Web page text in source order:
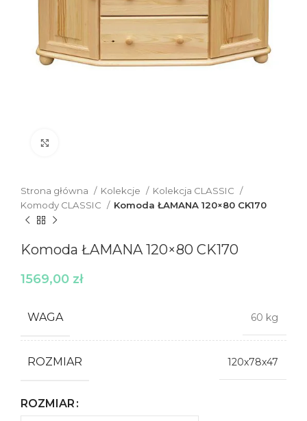
Strona główna Kolekcje
Kolekcja CLASSIC
Komody CLASSIC
Komoda ŁAMANA 120×80 CK170
Komoda ŁAMANA 120×80 CK170
1569,00 zł
WAGA 60 kg
ROZMIAR 120x78x47
ROZMIAR